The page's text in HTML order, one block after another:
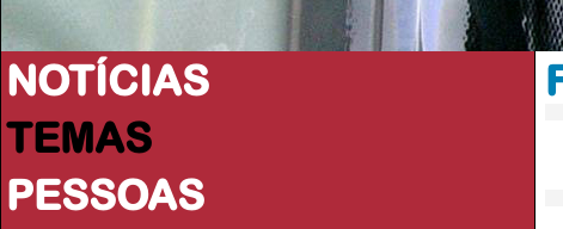
NOTÍCIAS
TEMAS
PESSOAS